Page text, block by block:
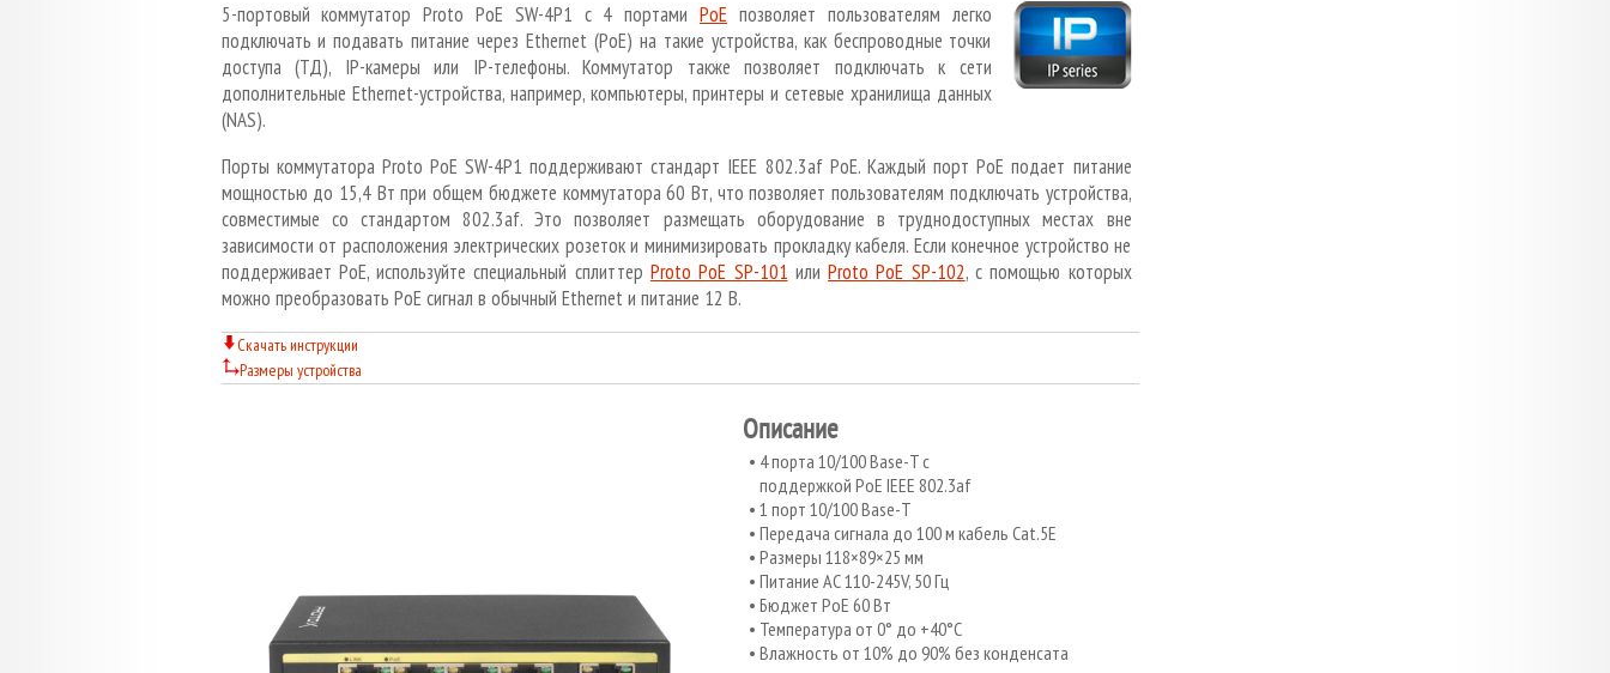
5-портовый коммутатор Proto PoE SW-4P1 с 4 портамиРоЕ позволяет пользователям легко
подключать и подавать питание через Ethernet (PoE) на такие устройства, как беспроводные точки
доступа (ТД), IP-камеры или IP-телефоны. Коммутатор также позволяет подключать к сети
дополнительные Ethernet-устройства, например, компьютеры, принтеры и сетевые хранилища данных
(NAS).
Порты коммутатора Proto PoE SW-4P1 поддерживают стандарт IEEE 802.3af РоЕ. Каждый порт РоЕ подает питание
мощностью до 15,4 Вт при общем бюджете коммутатора 60 Вт, что позволяет пользователям подключать устройства,
совместимые со стандартом 802.3af. Это позволяет размещать оборудование в труднодоступных местах вне
зависимости от расположения электрических розеток и минимизировать прокладку кабеля. Если конечное устройство не
поддерживает РоЕ, используйте специальный сплиттер Proto PoE SP-101 илиProto PoE SP-102, с помощью которых
можно преобразовать РоЕ сигнал в обычный Ethernet и питание 12 В.
Скачать инструкции
Размеры устройства
Описание
4 порта 10/100 Base-T с
поддержкой РоЕ IEEE 802.3af
1 порт 10/100 Base-T
Передача сигнала до 100 м кабель Cat.5E
Размеры 118×89×25 мм
Питание АС 110-245V, 50 Гц
Бюджет РоЕ 60 Вт
Температура от 0° до +40°C
Влажность от 10% до 90% без конденсата